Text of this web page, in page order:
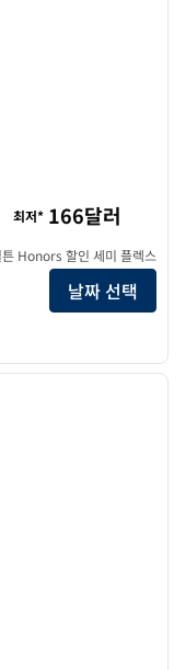
보기
최저* 166달러
Honors 할인 세미 플렉스
날짜 선택
1/12
다음